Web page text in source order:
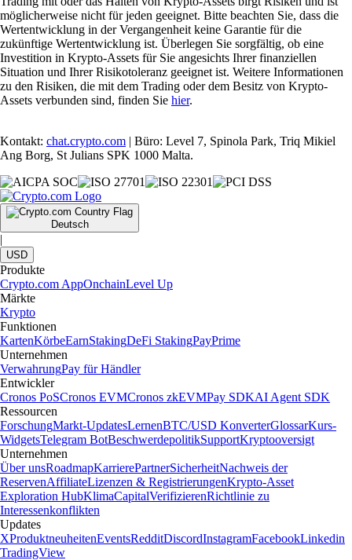
möglicherweise nicht für jeden geeignet. Bitte beachten Sie, dass die
Wertentwicklung in der Vergangenheit keine Garantie für die
zukünftige Wertentwicklung ist. Überlegen Sie sorgfältig, ob eine
Investition in Krypto-Assets für Sie angesichts Ihrer finanziellen
Situation und Ihrer Risikotoleranz geeignet ist. Weitere Informationen
zu den Risiken, die mit dem Trading oder dem Besitz von Krypto-
Assets verbunden sind, finden Sie hier.
Kontakt: chat.crypto.com | Büro: Level 7, Spinola Park, Triq Mikiel
Ang Borg, St Julians SPK 1000 Malta.
Deutsch
|
USD
Produkte
Crypto.com AppOnchainLevel Up
Märkte
Krypto
Funktionen
KartenKörbeEarnStakingDeFi StakingPayPrime
Unternehmen
VerwahrungPay für Händler
Entwickler
Cronos PoSCronos EVMCronos zkEVMPay SDKAI Agent SDK
Ressourcen
ForschungMarkt-UpdatesLernenBTC/USD KonverterGlossarKurs-
WidgetsTelegram BotBeschwerdepolitikSupportKryptooversigt
Unternehmen
Über unsRoadmapKarrierePartnerSicherheitNachweis der
ReservenAffiliateLizenzen & RegistrierungenKrypto-Asset
Exploration HubKlimaCapitalVerifizierenRichtlinie zu
Interessenkonflikten
Updates
XProduktneuheitenEventsRedditDiscordInstagramFacebookLinkedin
TradingView